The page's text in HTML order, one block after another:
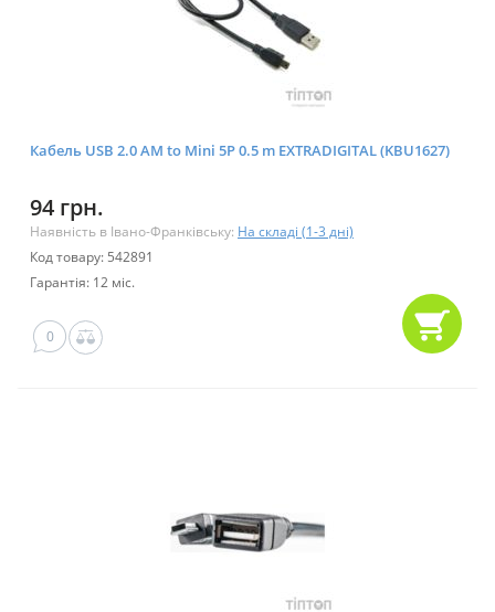
Кабель USB 2.0 AM to Mini 5P 0.5 m EXTRADIGITAL (KBU1627)
94 грн.
Наявність в Івано-Франківську: На складі (1-3 дні)
Код товару: 542891
Гарантія: 12 міс.
0